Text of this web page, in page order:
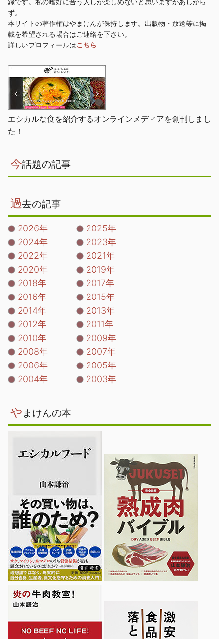
ず。
本サイトの著作権はやまけんが保持します。出版物・放送等に掲
載を希望される場合はご連絡を下さい。
詳しいプロフィールはこちら
エシカルな食を紹介するオンラインメディアを創刊しまし
た！
今話題の記事
過去の記事
2026年
2025年
2024年
2023年
2022年
2021年
2020年
2019年
2018年
2017年
2016年
2015年
2014年
2013年
2012年
2011年
2010年
2009年
2008年
2007年
2006年
2005年
2004年
2003年
や まけんの本